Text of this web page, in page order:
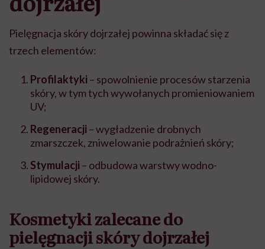
Pielęgnacja skóry dojrzałej powinna składać się z
trzech elementów:
Profilaktyki – spowolnienie procesów starzenia
skóry, w tym tych wywołanych promieniowaniem
UV;
Regeneracji – wygładzenie drobnych
zmarszczek, zniwelowanie podrażnień skóry;
Stymulacji – odbudowa warstwy wodno-
lipidowej skóry.
Kosmetyki zalecane do
pielęgnacji skóry dojrzałej